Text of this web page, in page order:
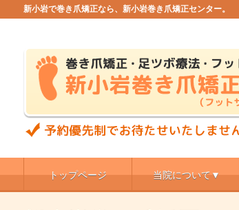
新小岩で巻き爪矯正なら、新小岩巻き爪矯正センター。
トップページ 当院について▼